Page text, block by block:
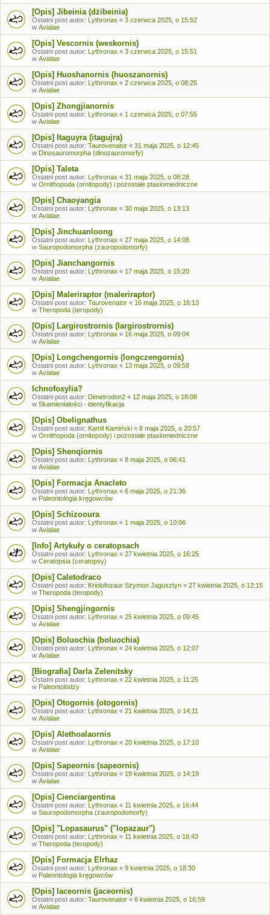
[Opis] Jibeinia (dżibeinia)
Ostatni post autor: Lythronax « 3 czerwca 2025, o 15:52
w Avialae
[Opis] Vescornis (weskornis)
Ostatni post autor: Lythronax « 3 czerwca 2025, o 15:51
w Avialae
[Opis] Huoshanornis (huoszanornis)
Ostatni post autor: Lythronax « 2 czerwca 2025, o 08:25
w Avialae
[Opis] Zhongjianornis
Ostatni post autor: Lythronax « 1 czerwca 2025, o 07:55
w Avialae
[Opis] Itaguyra (itagujra)
Ostatni post autor: Taurovenator « 31 maja 2025, o 12:45
w Dinosauromorpha (dinozauromorfy)
[Opis] Taleta
Ostatni post autor: Lythronax « 31 maja 2025, o 08:28
w Ornithopoda (ornitopody) i pozostałe ptasiomiedniczne
[Opis] Chaoyangia
Ostatni post autor: Lythronax « 30 maja 2025, o 13:13
w Avialae
[Opis] Jinchuanloong
Ostatni post autor: Lythronax « 27 maja 2025, o 14:08
w Sauropodomorpha (zauropodomorfy)
[Opis] Jianchangornis
Ostatni post autor: Lythronax « 17 maja 2025, o 15:20
w Avialae
[Opis] Maleriraptor (maleriraptor)
Ostatni post autor: Taurovenator « 16 maja 2025, o 16:13
w Theropoda (teropody)
[Opis] Largirostrornis (largirostrornis)
Ostatni post autor: Lythronax « 16 maja 2025, o 09:04
w Avialae
[Opis] Longchengornis (longczengornis)
Ostatni post autor: Lythronax « 13 maja 2025, o 09:58
w Avialae
Ichnofosylia?
Ostatni post autor: Dimetrodon2 « 12 maja 2025, o 18:08
w Skamieniałości - identyfikacja
[Opis] Obelignathus
Ostatni post autor: Kamil Kamiński « 8 maja 2025, o 20:57
w Ornithopoda (ornitopody) i pozostałe ptasiomiedniczne
[Opis] Shenqiornis
Ostatni post autor: Lythronax « 8 maja 2025, o 06:41
w Avialae
[Opis] Formacja Anacleto
Ostatni post autor: Lythronax « 6 maja 2025, o 21:36
w Paleontologia kręgowców
[Opis] Schizooura
Ostatni post autor: Lythronax « 1 maja 2025, o 10:06
w Avialae
[Info] Artykuły o ceratopsach
Ostatni post autor: Lythronax « 27 kwietnia 2025, o 16:25
w Ceratopsia (ceratopsy)
[Opis] Caletodraco
Ostatni post autor: Kriolofozaur Szymon Jagusztyn « 27 kwietnia 2025, o 12:15
w Theropoda (teropody)
[Opis] Shengjingornis
Ostatni post autor: Lythronax « 25 kwietnia 2025, o 09:45
w Avialae
[Opis] Boluochia (boluochia)
Ostatni post autor: Lythronax « 24 kwietnia 2025, o 12:07
w Avialae
[Biografia] Darla Zelenitsky
Ostatni post autor: Lythronax « 22 kwietnia 2025, o 11:25
w Paleontolodzy
[Opis] Otogornis (otogornis)
Ostatni post autor: Lythronax « 21 kwietnia 2025, o 14:11
w Avialae
[Opis] Alethoalaornis
Ostatni post autor: Lythronax « 20 kwietnia 2025, o 17:10
w Avialae
[Opis] Sapeornis (sapeornis)
Ostatni post autor: Lythronax « 19 kwietnia 2025, o 14:19
w Avialae
[Opis] Cienciargentina
Ostatni post autor: Lythronax « 11 kwietnia 2025, o 16:44
w Sauropodomorpha (zauropodomorfy)
[Opis] "Lopasaurus" ("lopazaur")
Ostatni post autor: Lythronax « 11 kwietnia 2025, o 16:43
w Theropoda (teropody)
[Opis] Formacja Elrhaz
Ostatni post autor: Lythronax « 9 kwietnia 2025, o 18:30
w Paleontologia kręgowców
[Opis] Iaceornis (jaceornis)
Ostatni post autor: Taurovenator « 6 kwietnia 2025, o 16:59
w Avialae